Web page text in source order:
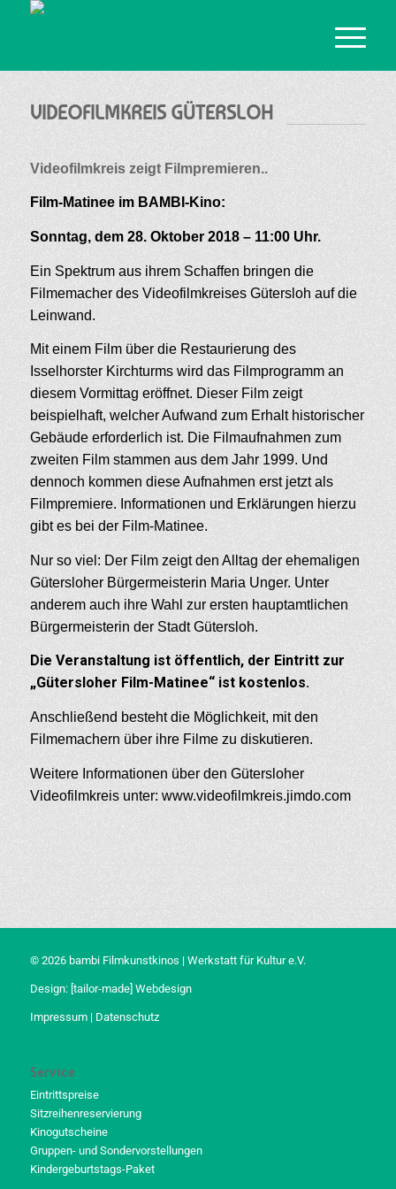
VIDEOFILMKREIS GÜTERSLOH
Videofilmkreis zeigt Filmpremieren..
Film-Matinee im BAMBI-Kino:
Sonntag, dem 28. Oktober 2018 – 11:00 Uhr.
Ein Spektrum aus ihrem Schaffen bringen die
Filmemacher des Videofilmkreises Gütersloh auf die
Leinwand.
Mit einem Film über die Restaurierung des
Isselhorster Kirchturms wird das Filmprogramm an
diesem Vormittag eröffnet. Dieser Film zeigt
beispielhaft, welcher Aufwand zum Erhalt historischer
Gebäude erforderlich ist. Die Filmaufnahmen zum
zweiten Film stammen aus dem Jahr 1999. Und
dennoch kommen diese Aufnahmen erst jetzt als
Filmpremiere. Informationen und Erklärungen hierzu
gibt es bei der Film-Matinee.
Nur so viel: Der Film zeigt den Alltag der ehemaligen
Gütersloher Bürgermeisterin Maria Unger. Unter
anderem auch ihre Wahl zur ersten hauptamtlichen
Bürgermeisterin der Stadt Gütersloh.
Die Veranstaltung ist öffentlich, der Eintritt zur
„Gütersloher Film-Matinee“ ist kostenlos.
Anschließend besteht die Möglichkeit, mit den
Filmemachern über ihre Filme zu diskutieren.
Weitere Informationen über den Gütersloher
Videofilmkreis unter: www.videofilmkreis.jimdo.com
© 2026 bambi Filmkunstkinos | Werkstatt für Kultur e.V.
Design: [tailor-made] Webdesign
Impressum| Datenschutz
Service
Eintrittspreise
Sitzreihenreservierung
Kinogutscheine
Gruppen- und Sondervorstellungen
Kindergeburtstags-Paket